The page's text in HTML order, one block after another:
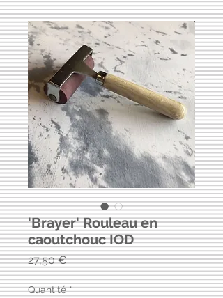
'Brayer' Rouleau en
caoutchouc IOD
27,50 €Prix
Quantité *